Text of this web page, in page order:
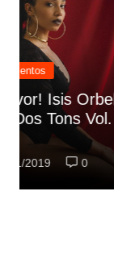
Destaque
Rashid
música
Rociclei